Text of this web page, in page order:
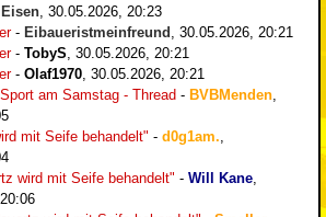
Eisen 30.05.2026, 20:23
- Eibaueristmeinfreund
30.05.2026, 20:21
- TobyS 30.05.2026, 20:21
- Olaf1970 30.05.2026, 20:21
am Samstag - Thread - BVBMenden
mit Seife behandelt" - d0g1am.
wird mit Seife behandelt" - Will Kane